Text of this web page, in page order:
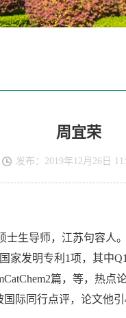
周宜荣
发布：2019年12月26日
士生导师，江苏句容人
发明专利1项，其中
篇，等，热
际同行点评，论文他